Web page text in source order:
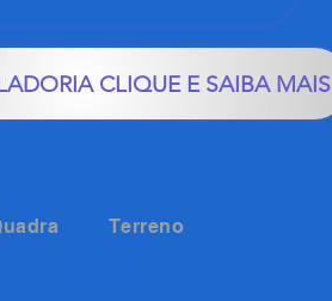
CLIQUE E SAIBA MAIS
Terreno